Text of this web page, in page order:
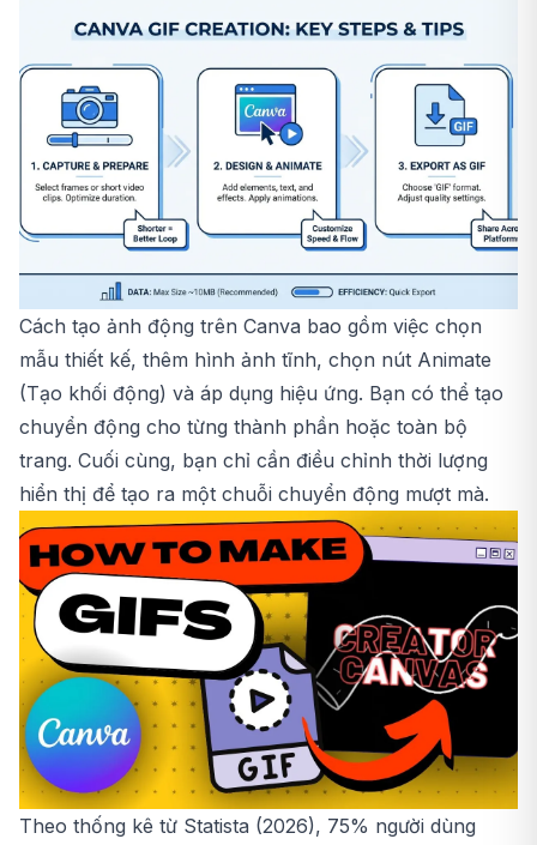
Cách tạo ảnh động trên Canva bao gồm việc chọn
mẫu thiết kế, thêm hình ảnh tĩnh, chọn nút Animate
(Tạo khối động) và áp dụng hiệu ứng. Bạn có thể tạo
chuyển động cho từng thành phần hoặc toàn bộ
trang. Cuối cùng, bạn chỉ cần điều chỉnh thời lượng
hiển thị để tạo ra một chuỗi chuyển động mượt mà.
Theo thống kê từ Statista (2026), 75% người dùng